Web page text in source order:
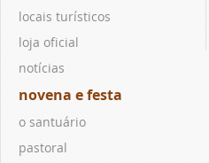
locais turísticos
loja oficial
notícias
novena e festa
o santuário
pastoral